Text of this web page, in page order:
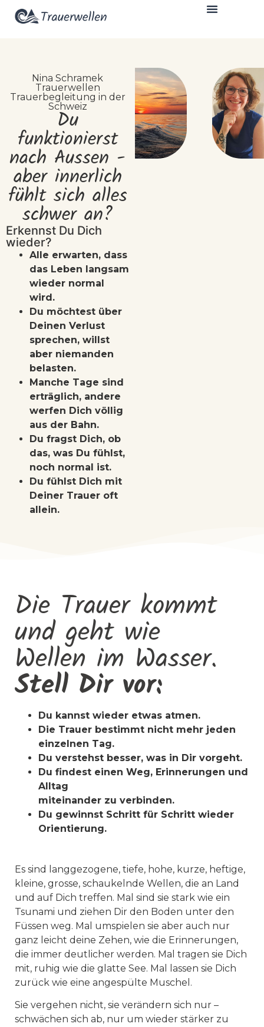
Nina Schramek
Trauerwellen
Trauerbegleitung in der
Schweiz
Du
funktionierst
nach Aussen -
aber innerlich
fühlt sich alles
schwer an?
Erkennst Du Dich
wieder?
Alle erwarten, dass
das Leben langsam
wieder normal
wird.
Du möchtest über
Deinen Verlust
sprechen, willst
aber niemanden
belasten.
Manche Tage sind
erträglich, andere
werfen Dich völlig
aus der Bahn.
Du fragst Dich, ob
das, was Du fühlst,
noch normal ist.
Du fühlst Dich mit
Deiner Trauer oft
allein.
Die Trauer kommt
und geht wie
Wellen im Wasser.
Stell Dir vor:
Du kannst wieder etwas atmen.
Die Trauer bestimmt nicht mehr jeden
einzelnen Tag.
Du verstehst besser, was in Dir vorgeht.
Du findest einen Weg, Erinnerungen und
Alltag
miteinander zu verbinden.
Du gewinnst Schritt für Schritt wieder
Orientierung.
Es sind langgezogene, tiefe, hohe, kurze, heftige,
kleine, grosse, schaukelnde Wellen, die an Land
und auf Dich treffen. Mal sind sie stark wie ein
Tsunami und ziehen Dir den Boden unter den
Füssen weg. Mal umspielen sie aber auch nur
ganz leicht deine Zehen, wie die Erinnerungen,
die immer deutlicher werden. Mal tragen sie Dich
mit, ruhig wie die glatte See. Mal lassen sie Dich
zurück wie eine angespülte Muschel.
Sie vergehen nicht, sie verändern sich nur –
schwächen sich ab, nur um wieder stärker zu